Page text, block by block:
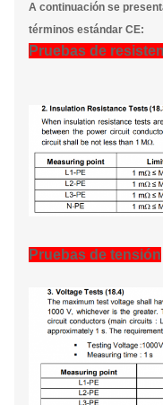
A continuación se
términos estándar CE:
Pruebas de
Pruebas de tensión